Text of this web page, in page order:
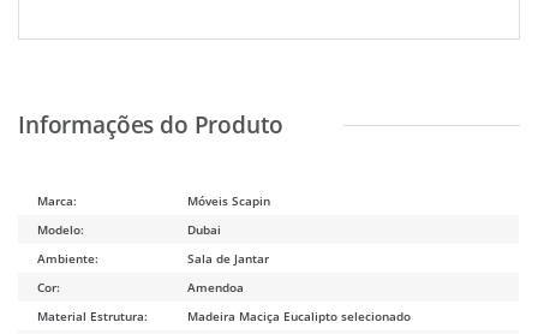
Marca:
Móveis Scapin
Modelo:
Dubai
Ambiente:
Sala de Jantar
Cor:
Amendoa
Material Estrutura:
Madeira Maciça Eucalipto selecionado